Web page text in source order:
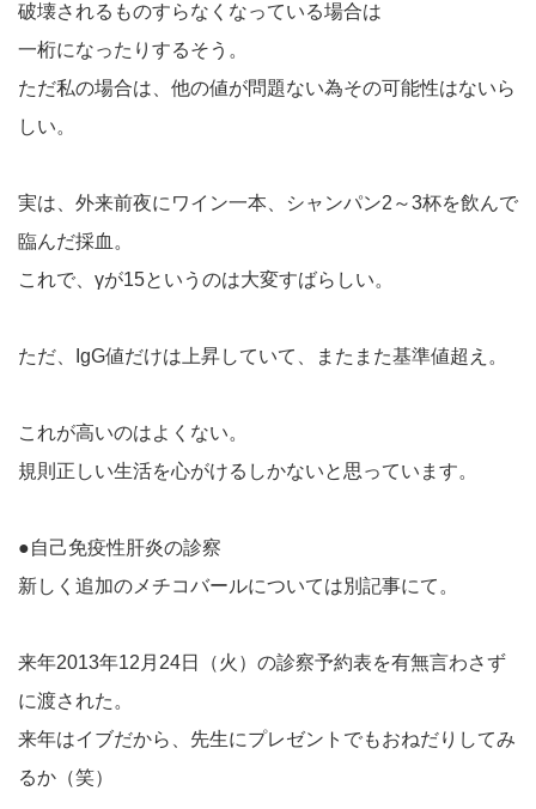
破壊されるものすらなくなっている場合は
一桁になったりするそう。
ただ私の場合は、他の値が問題ない為その可能性はないら
しい。
実は、外来前夜にワイン一本、シャンパン2～3杯を飲んで
臨んだ採血。
これで、γが15というのは大変すばらしい。
ただ、IgG値だけは上昇していて、またまた基準値超え。
これが高いのはよくない。
規則正しい生活を心がけるしかないと思っています。
●自己免疫性肝炎の診察
新しく追加のメチコバールについては別記事にて。
来年2013年12月24日（火）の診察予約表を有無言わさず
に渡された。
来年はイブだから、先生にプレゼントでもおねだりしてみ
るか（笑）